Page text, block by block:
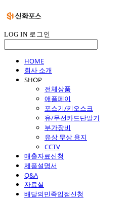
LOG IN 로그인
HOME
회사 소개
SHOP
전체상품
애플페이
포스기/키오스크
유/무선카드단말기
부가장비
유상 무상 용지
CCTV
매출자료신청
제품설명서
Q&A
자료실
배달의민족입점신청